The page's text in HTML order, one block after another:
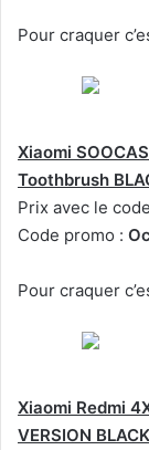
Pour craquer
Xiaomi
Toothbrush
Prix avec le
Code promo :
Pour craquer
Xiaomi Redmi
VERSION BLACK